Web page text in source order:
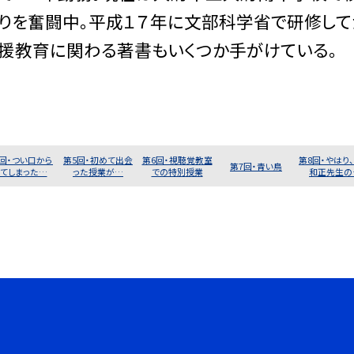
を奮闘中。平成１７年に文部科学省で研修し
教育に関わる著書もいくつか手がけている。
・つい口から
しまった…
第5回・初めて出会
った授業が…
第6回・視聴覚教室
での特別授業
第7回・青い鳥
第8回・やはり
和正先生